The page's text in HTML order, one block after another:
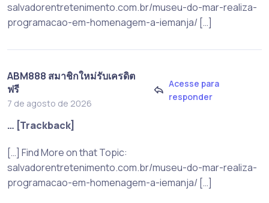
salvadorentretenimento.com.br/museu-do-mar-realiza-
programacao-em-homenagem-a-iemanja/ […]
ABM888 สมาชิกใหม่รับเครดิต
ฟรี
7 de agosto de 2026
Acesse para
responder
… [Trackback]
[…] Find More on that Topic:
salvadorentretenimento.com.br/museu-do-mar-realiza-
programacao-em-homenagem-a-iemanja/ […]